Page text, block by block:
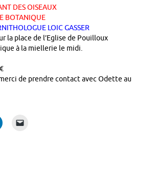
DES OISEAUX
BOTANIQUE
LOIC GASSER
la place de l’Eglise de Pouilloux
à la miellerie le midi.
de prendre contact avec Odette au